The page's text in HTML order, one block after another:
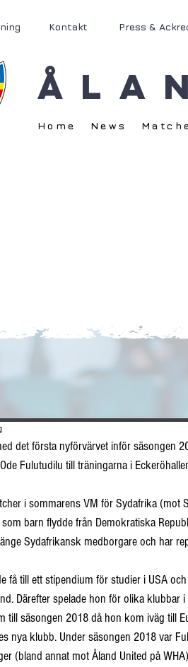
Kontakt Press &
Home News
Fulutudilu till träningarna i
i sommarens VM för Sydafrika (mot
barn flydde från Demokratiska
Sydafrikansk medborgare och har
få till ett stipendium för studier i USA
Därefter spelade hon för olika klubbar
till säsongen 2018 då hon kom iväg till
nya klubb. Under säsongen 2018 var
(bland annat mot Åland United på